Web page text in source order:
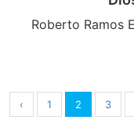
Roberto Ramos
‹ 1 2 3